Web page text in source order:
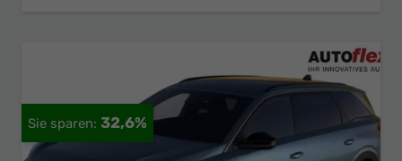
32,6%